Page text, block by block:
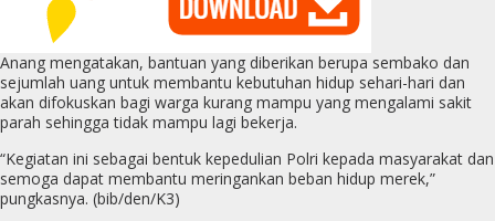
Anang mengatakan, bantuan yang diberikan berupa sembako dan
sejumlah uang untuk membantu kebutuhan hidup sehari-hari dan
akan difokuskan bagi warga kurang mampu yang mengalami sakit
parah sehingga tidak mampu lagi bekerja.
“Kegiatan ini sebagai bentuk kepedulian Polri kepada masyarakat dan
semoga dapat membantu meringankan beban hidup merek,”
pungkasnya. (bib/den/K3)